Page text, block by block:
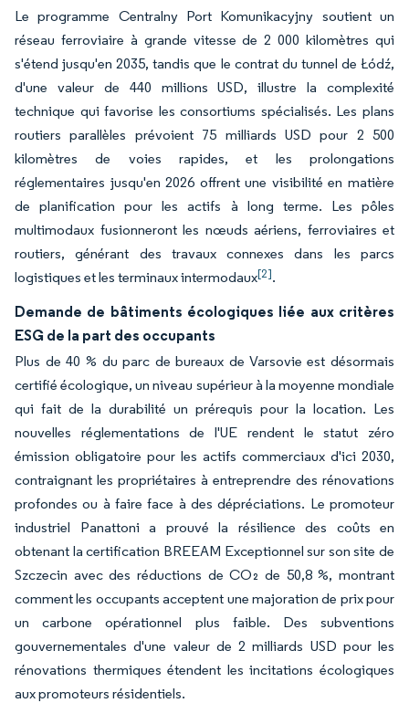
Le programme Centralny Port Komunikacyjny soutient un
réseau ferroviaire à grande vitesse de 2 000 kilomètres qui
s'étend jusqu'en 2035, tandis que le contrat du tunnel de Łódź,
d'une valeur de 440 millions USD, illustre la complexité
technique qui favorise les consortiums spécialisés. Les plans
routiers parallèles prévoient 75 milliards USD pour 2 500
kilomètres de voies rapides, et les prolongations
réglementaires jusqu'en 2026 offrent une visibilité en matière
de planification pour les actifs à long terme. Les pôles
multimodaux fusionneront les nœuds aériens, ferroviaires et
routiers, générant des travaux connexes dans les parcs
logistiques et les terminaux intermodaux[2].
Demande de bâtiments écologiques liée aux critères
ESG de la part des occupants
Plus de 40 % du parc de bureaux de Varsovie est désormais
certifié écologique, un niveau supérieur à la moyenne mondiale
qui fait de la durabilité un prérequis pour la location. Les
nouvelles réglementations de l'UE rendent le statut zéro
émission obligatoire pour les actifs commerciaux d'ici 2030,
contraignant les propriétaires à entreprendre des rénovations
profondes ou à faire face à des dépréciations. Le promoteur
industriel Panattoni a prouvé la résilience des coûts en
obtenant la certification BREEAM Exceptionnel sur son site de
Szczecin avec des réductions de CO₂ de 50,8 %, montrant
comment les occupants acceptent une majoration de prix pour
un carbone opérationnel plus faible. Des subventions
gouvernementales d'une valeur de 2 milliards USD pour les
rénovations thermiques étendent les incitations écologiques
aux promoteurs résidentiels.